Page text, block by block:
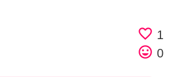
favorite_border 1
tag_faces 0